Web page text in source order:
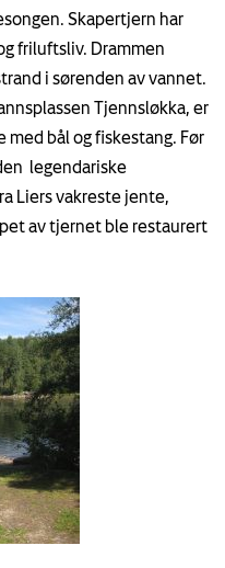
Skapertjern har
friluftsliv. Drammen
i sørenden av vannet.
Tjennsløkka, er
bål og fiskestang. Før
legendariske
Liers vakreste jente,
av tjernet ble restaurert